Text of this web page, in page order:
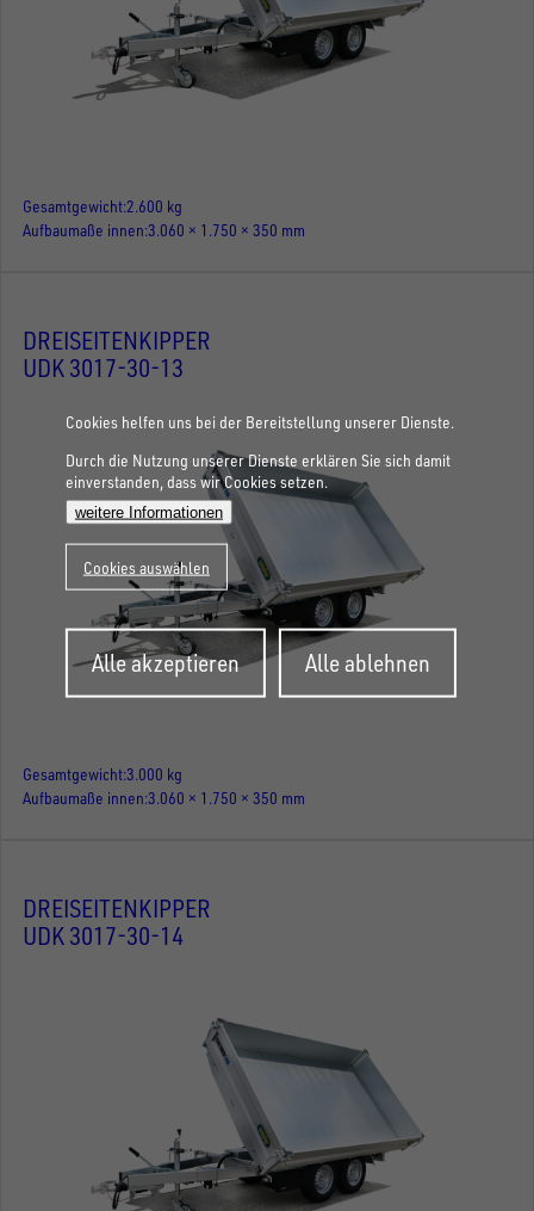
Gesamtgewicht 2.600 kg
Aufbaumaße innen 3.060 × 1.750 × 350 mm
DREISEITENKIPPER
UDK 3017-30-13
Gesamtgewicht3.000 kg
Aufbaumaße innen 3.060 × 1.750 × 350 mm
DREISEITENKIPPER
UDK 3017-30-14
Cookies helfen uns bei der Bereitstellung unserer Dienste.
Durch die Nutzung unserer Dienste erklären Sie sich damit
einverstanden, dass wir Cookies setzen.
weitere Informationen
Cookies auswählen
Alle akzeptieren
Zustimmung
zurückziehen
Alle ablehnen